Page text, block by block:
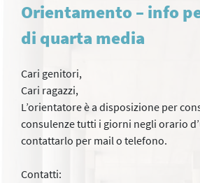
Orientamento – info
di quarta media
Cari genitori,
Cari ragazzi,
L’orientatore è a disposizione per
consulenze tutti i giorni negli orario
contattarlo per mail o telefono.
Contatti: